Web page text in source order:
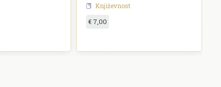
Književnost
€ 7,00